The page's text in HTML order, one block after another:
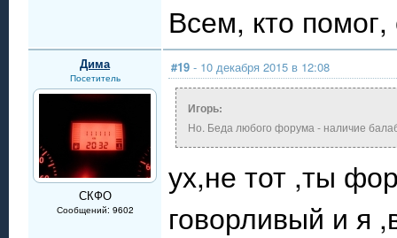
Всем, кто помог,
Дима
Посетитель
СКФО
Сообщений: 9602
#19 - 10 декабря 2015 в 12:08
Игорь:
Но. Беда любого форума - наличие
ух,не тот ,ты
говорливый и я